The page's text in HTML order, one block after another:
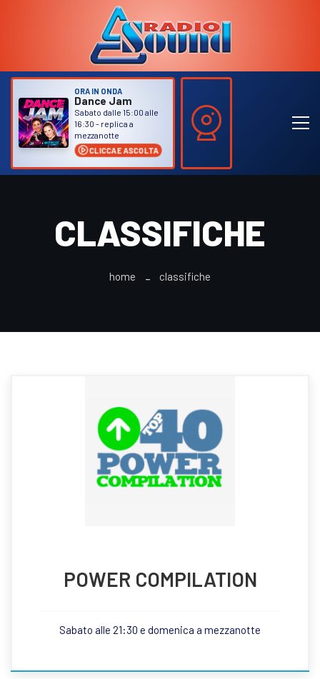
ORA IN ONDA
Dance Jam
Sabato dalle 15:00 alle
16:30 - replica a
mezzanotte
CLICCA E ASCOLTA
CLASSIFICHE
home classifiche
POWER COMPILATION
Sabato alle 21:30 e domenica a mezzanotte